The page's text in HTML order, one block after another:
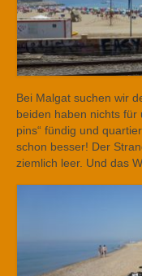
Bei Malgat suchen wir
beiden haben nichts für
pins“ fündig und
schon besser! Der
ziemlich leer. Und das